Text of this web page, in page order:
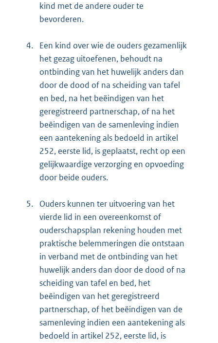
kind met de andere ouder te
bevorderen.
4.
Een kind over wie de ouders gezamenlijk
het gezag uitoefenen, behoudt na
ontbinding van het huwelijk anders dan
door de dood of na scheiding van tafel
en bed, na het beëindigen van het
geregistreerd partnerschap, of na het
beëindigen van de samenleving indien
een aantekening als bedoeld in artikel
252, eerste lid, is geplaatst, recht op een
gelijkwaardige verzorging en opvoeding
door beide ouders.
5.
Ouders kunnen ter uitvoering van het
vierde lid in een overeenkomst of
ouderschapsplan rekening houden met
praktische belemmeringen die ontstaan
in verband met de ontbinding van het
huwelijk anders dan door de dood of na
scheiding van tafel en bed, het
beëindigen van het geregistreerd
partnerschap, of het beëindigen van de
samenleving indien een aantekening als
bedoeld in artikel 252, eerste lid, is